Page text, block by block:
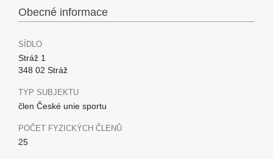
Obecné informace
SÍDLO
Stráž 1
348 02 Stráž
TYP SUBJEKTU
člen České unie sportu
POČET FYZICKÝCH ČLENŮ
25